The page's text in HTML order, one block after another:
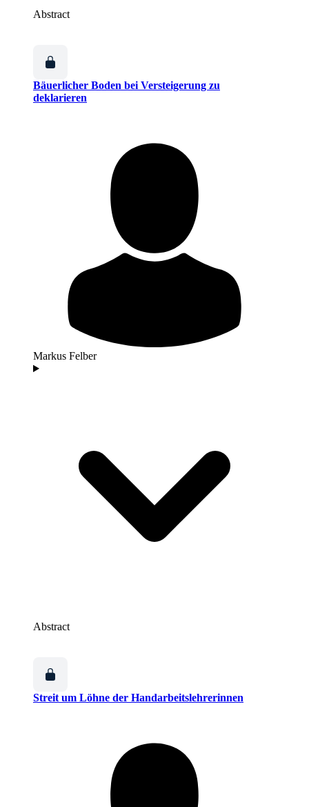
Abstract
Bäuerlicher Boden bei Versteigerung zu
deklarieren
Markus Felber
Abstract
Streit um Löhne der Handarbeitslehrerinnen